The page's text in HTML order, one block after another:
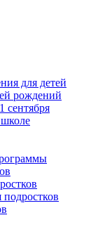
для детей
рождений
сентября